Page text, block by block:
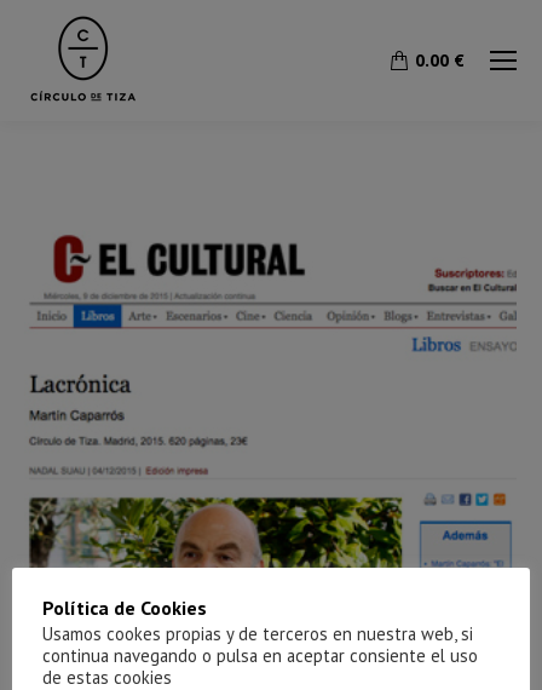
0.00 €
Política de Cookies
Usamos cookes propias y de terceros en nuestra web, si
continua navegando o pulsa en aceptar consiente el uso
de estas cookies